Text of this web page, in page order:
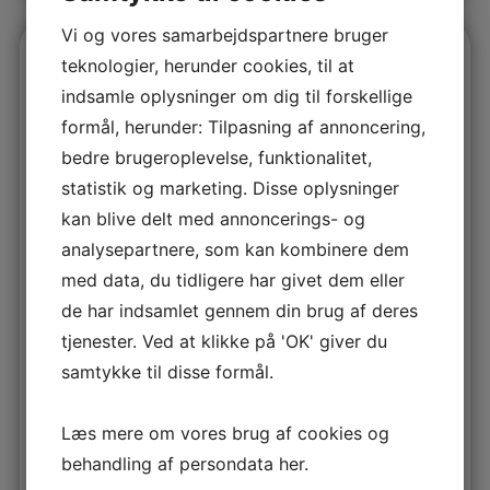
Flise/Træ-Terrasse VaskTilbud 31.08.2026
Fliserens.
Med skumforvask.
Skånsom vask af fliser med varmt vand.
Normal pris 49,50 pr. m2
Du sparer 45% Nu 25,00 pr m2
Muligt tilvalg:
Imprægnering af fliser med op til 10 års garanti.
Vi bruger miljøgodkendt imprægnering.
Normal pris 25,00 pr. m2
Vi og vores samarbejdspartnere bruger
teknologier, herunder cookies, til at
indsamle oplysninger om dig til forskellige
formål, herunder: Tilpasning af annoncering,
bedre brugeroplevelse, funktionalitet,
statistik og marketing. Disse oplysninger
kan blive delt med annoncerings- og
analysepartnere, som kan kombinere dem
med data, du tidligere har givet dem eller
de har indsamlet gennem din brug af deres
tjenester. Ved at klikke på 'OK' giver du
samtykke til disse formål.
Læs mere om vores brug af cookies og
behandling af persondata her.